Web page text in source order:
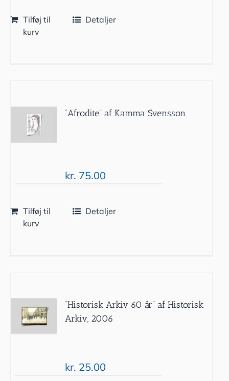
Tilføj til
kurv
Detaljer
”Afrodite” af Kamma Svensson
kr. 75.00
Tilføj til
kurv
Detaljer
”Historisk Arkiv 60 år” af Historisk
Arkiv, 2006
kr. 25.00